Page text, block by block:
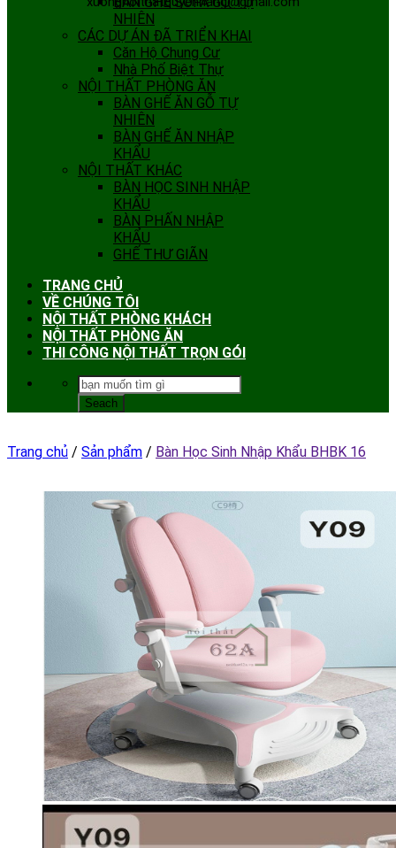
NHIÊN
CÁC DỰ ÁN ĐÃ TRIỂN KHAI
Căn Hộ Chung Cư
Nhà Phố Biệt Thự
NỘI THẤT PHÒNG ĂN
BÀN GHẾ ĂN GỖ TỰ
NHIÊN
BÀN GHẾ ĂN NHẬP
KHẨU
NỘI THẤT KHÁC
BÀN HỌC SINH NHẬP
KHẨU
BÀN PHẤN NHẬP
KHẨU
GHẾ THƯ GIÃN
TRANG CHỦ
VỀ CHÚNG TÔI
NỘI THẤT PHÒNG KHÁCH
NỘI THẤT PHÒNG ĂN
THI CÔNG NỘI THẤT TRỌN GÓI
Trang chủ / Sản phẩm / Bàn Học Sinh Nhập Khẩu BHBK 16